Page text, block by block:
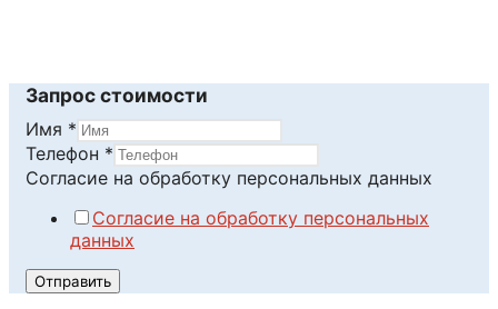
Запрос стоимости
Имя *
данных
обработку
Телефон *
Согласие на обработку персональных данных
Согласие на обработку персональных
данных
Отправить